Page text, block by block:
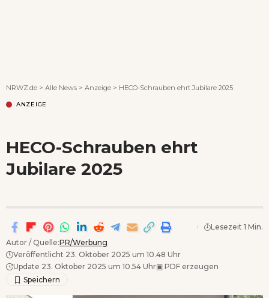
NRWZ.de > Alle News > Anzeige > HECO-Schrauben ehrt Jubilare 2025
ANZEIGE
HECO-Schrauben ehrt
Jubilare 2025
Autor / Quelle:PR/Werbung
Veröffentlicht 23. Oktober 2025 um 10.48 Uhr
Update 23. Oktober 2025 um 10.54 Uhr▣ PDF erzeugen
Lesezeit 1 Min.